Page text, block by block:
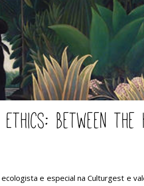
Between the
e especial na Culturgest e